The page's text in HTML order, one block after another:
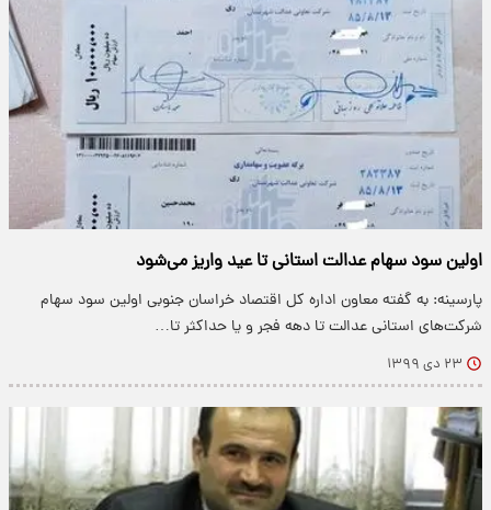
اولین سود سهام عدالت استانی تا عید واریز می‌شود
پارسینه: به گفته معاون اداره کل اقتصاد خراسان جنوبی اولین سود سهام
شرکت‌های استانی عدالت تا دهه فجر و یا حداکثر تا…
۲۳ دی ۱۳۹۹